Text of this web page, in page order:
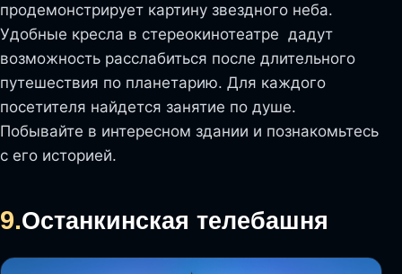
продемонстрирует картину звездного неба.
Удобные кресла в стереокинотеатре дадут
возможность расслабиться после длительного
путешествия по планетарию. Для каждого
посетителя найдется занятие по душе.
Побывайте в интересном здании и познакомьтесь
с его историей.
9.Останкинская телебашня